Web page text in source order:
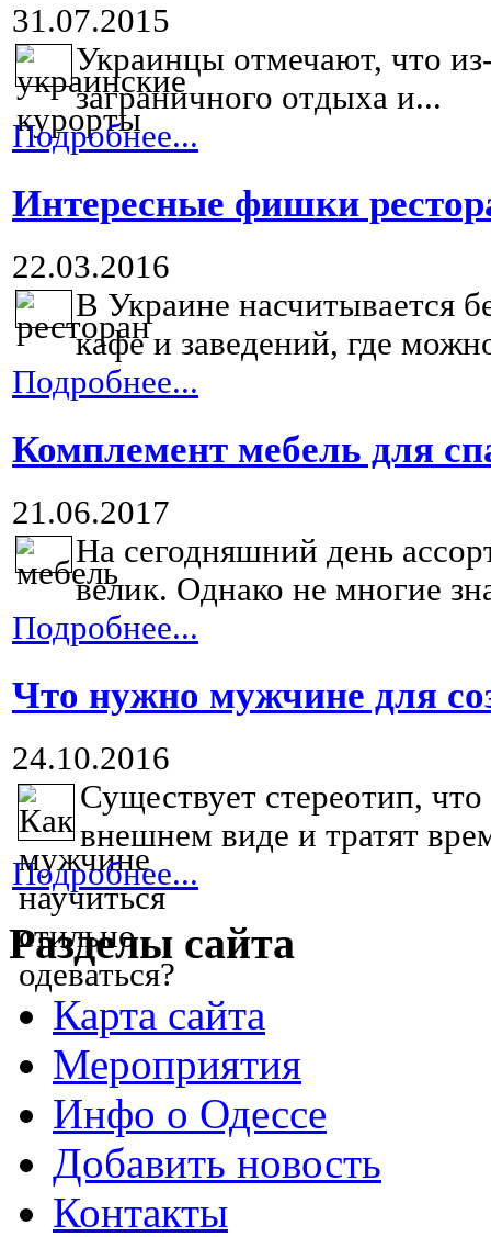
31.07.2015
Украинцы отмечают, что
заграничного отдыха и...
Подробнее...
Интересные фишки
22.03.2016
В Украине насчитывается
кафе и заведений, где
Подробнее...
Комплемент мебель для
21.06.2017
На сегодняшний день
велик. Однако не многие
Подробнее...
Что нужно мужчине для
24.10.2016
Существует стереотип,
внешнем виде и тратят
Подробнее...
Разделы сайта
Карта сайта
Мероприятия
Инфо о Одессе
Добавить новость
Контакты